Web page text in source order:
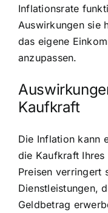
Inflationsrate
Auswirkungen sie
das eigene
anzupassen.
Kaufkraft
Die Inflation kann
die Kaufkraft Ihres
Preisen verringert
Dienstleistungen,
Geldbetrag